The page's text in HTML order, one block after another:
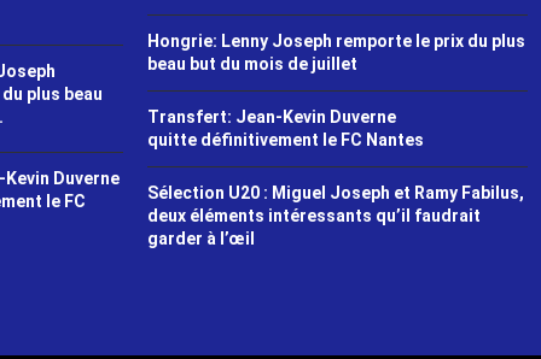
plus beau
Duverne
le FC
Hongrie: Lenny Joseph remporte le prix du plus
beau but du mois de juillet
Transfert: Jean-Kevin Duverne
quitte définitivement le FC Nantes
Sélection U20 : Miguel Joseph et Ramy Fabilus,
deux éléments intéressants qu’il faudrait
garder à l’œil